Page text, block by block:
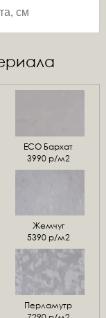
ECO Бархат
3990 р/м2
Жемчуг
5390 р/м2
Перламутр